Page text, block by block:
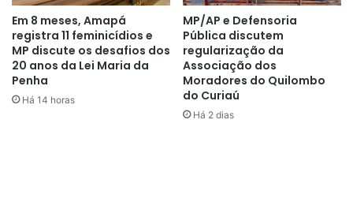
inspeções preventivas nos
alimentadores que atendem essas
áreas, avaliamos as condições
dos circuitos que fornecem
energia aos eventos e
Em 8 meses, Amapá
registra 11 feminicídios e
MP discute os desafios dos
20 anos da Lei Maria da
Penha
Há 14 horas
MP/AP e Defensoria
Pública discutem
regularização da
Associação dos
Moradores do Quilombo
do Curiaú
Há 2 dias